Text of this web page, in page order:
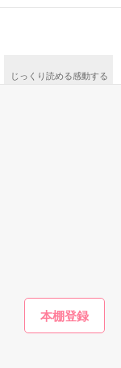
、後輩の姫原由
一人こっそり泣い
良かったら読ん
じっくり読める感動する
／著
した
森野り